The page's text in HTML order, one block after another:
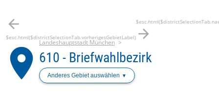
arrow_back
$esc.html($districtSelectionTab.vorherigesGebietLabel) arrow_forward
place
Landeshauptstadt München
610 - Briefwahlbezirk
Anderes Gebiet auswählen